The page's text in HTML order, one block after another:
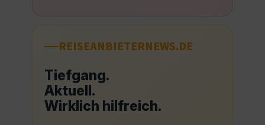
REISEANBIETERNEWS.DE
Tiefgang.
Aktuell.
Wirklich hilfreich.